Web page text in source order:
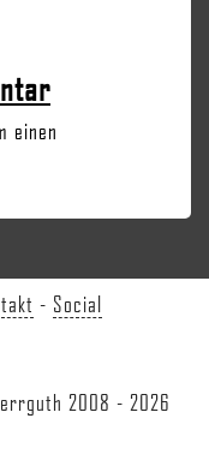
einen
- Social
2008 - 2026